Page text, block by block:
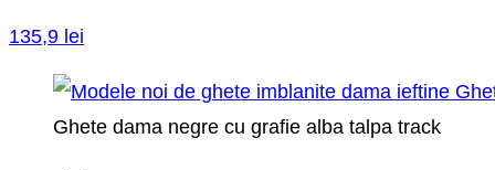
135,9 lei
Ghete dama negre cu grafie alba talpa track